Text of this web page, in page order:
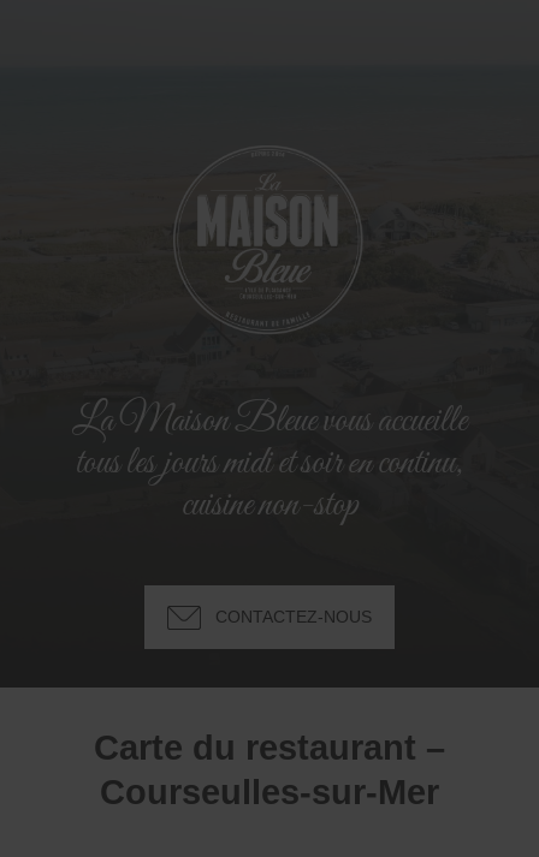
La Maison Bleue vous accueille
tous les jours midi et soir en continu,
cuisine non-stop
CONTACTEZ-NOUS
Carte du restaurant –
Courseulles-sur-Mer